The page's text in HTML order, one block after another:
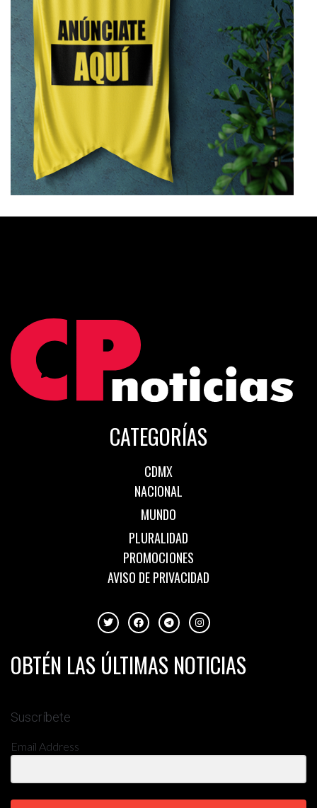
CATEGORÍAS
CDMX
NACIONAL
MUNDO
PLURALIDAD
PROMOCIONES
AVISO DE PRIVACIDAD
OBTÉN LAS ÚLTIMAS NOTICIAS
Suscríbete
Email Address